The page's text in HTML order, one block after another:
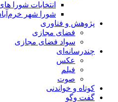
انتخابات شورا
شورا شهر
پژوهش و فناوری
فضای مجازی
سواد فضای مجازی
چندرسانه‌ای
عكس
فیلم
صوت
کوتاه و خواندنی
گفت وگو